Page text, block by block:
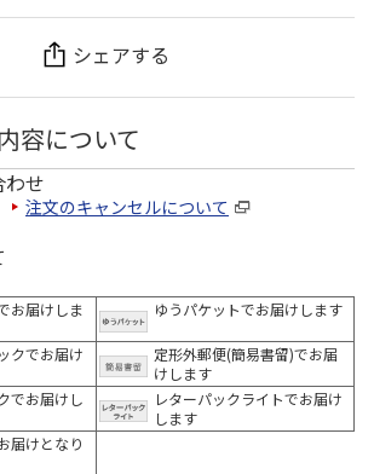
シェアする
容について
わせ
注文のキャンセルについて
お届けしま
ゆうパケットでお届けします
クでお届け
定形外郵便(簡易書留)でお届
けします
でお届けし
レターパックライトでお届け
します
届けとなり